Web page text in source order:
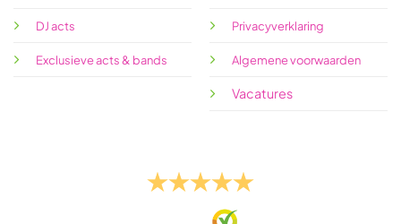
DJ acts
Exclusieve acts & bands
Privacyverklaring
Algemene voorwaarden
Vacatures